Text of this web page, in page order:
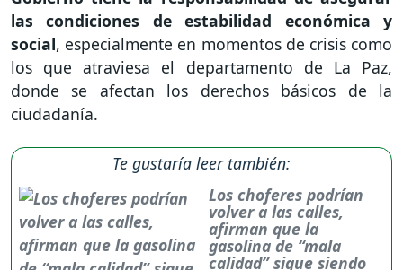
las condiciones de estabilidad económica y
social, especialmente en momentos de crisis como
los que atraviesa el departamento de La Paz,
donde se afectan los derechos básicos de la
ciudadanía.
Te gustaría leer también:
Los choferes podrían
volver a las calles,
afirman que la
gasolina de “mala
calidad” sigue siendo